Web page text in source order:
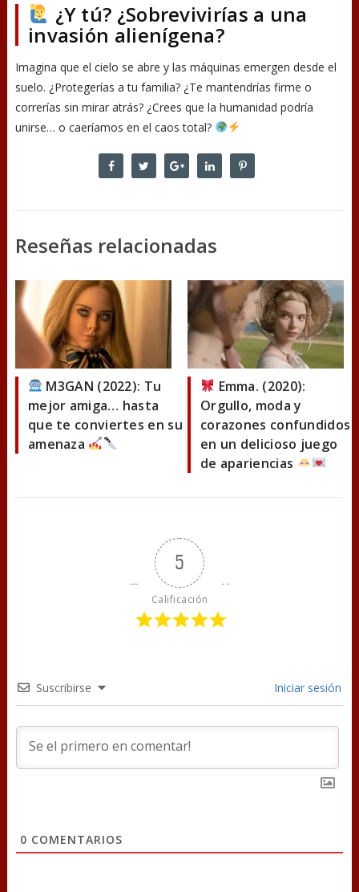
¿Y tú? ¿Sobrevivirías a una
invasión alienígena?
Imagina que el cielo se abre y las máquinas emergen desde el
suelo. ¿Protegerías a tu familia? ¿Te mantendrías firme o
correrías sin mirar atrás? ¿Crees que la humanidad podría
unirse… o caeríamos en el caos total?
Reseñas relacionadas
M3GAN (2022): Tu
mejor amiga… hasta
que te conviertes en su
amenaza
Emma. (2020):
Orgullo, moda y
corazones confundidos
en un delicioso juego
de apariencias
5
Calificación
Suscribirse Iniciar sesión
0 COMENTARIOS